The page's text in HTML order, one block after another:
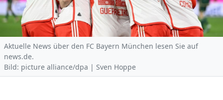
Aktuelle News über den FC Bayern München lesen Sie auf
news.de.
Bild: picture alliance/dpa | Sven Hoppe